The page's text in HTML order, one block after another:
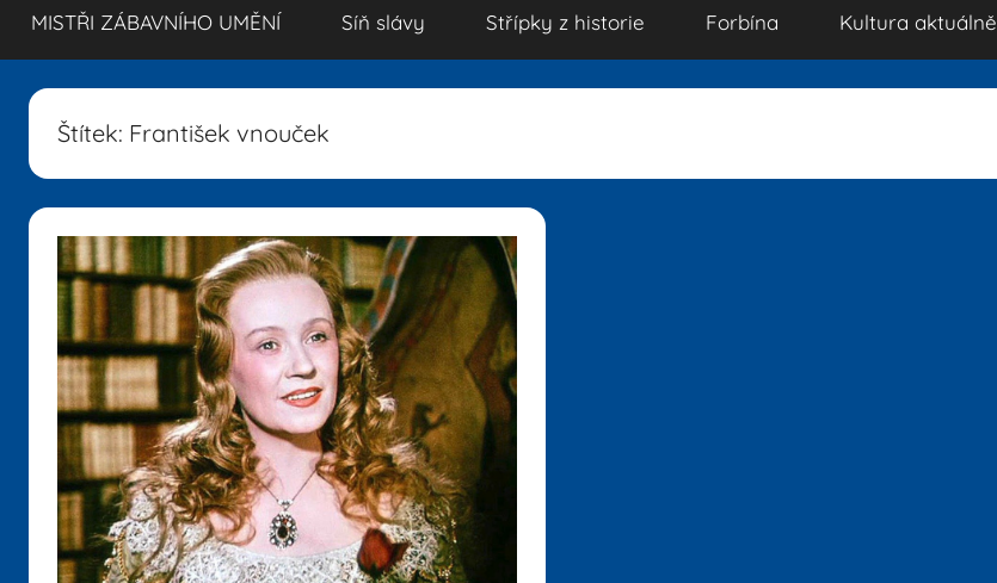
MISTŘI ZÁBAVNÍHO UMĚNÍ Síň slávy Střípky z historie Forbína Kultura aktuálně
Štítek: František vnouček